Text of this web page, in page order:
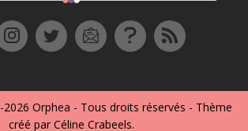
Orphea - Tous droits réservés - Thème
créé par Céline Crabeels.